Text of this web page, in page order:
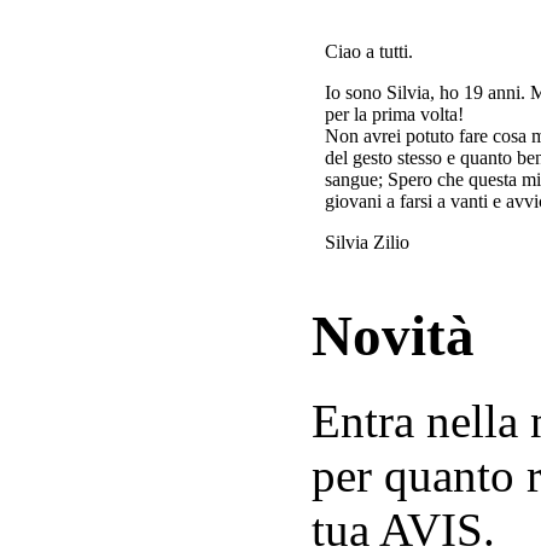
Ciao a tutti.
Io sono Silvia, ho 19 anni.
per la prima volta!
Non avrei potuto fare cosa
del gesto stesso e quanto
sangue; Spero che questa
giovani a farsi a vanti e
Silvia Zilio
Novità
Entra nella
per quanto
tua AVIS.